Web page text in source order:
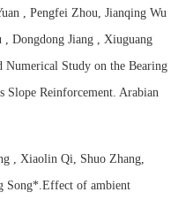
, Pengfei Zhou, Jianqing Wu
Dongdong Jiang , Xiuguang
Numerical Study on the Bearing
Slope Reinforcement. Arabian
, Xiaolin Qi, Shuo Zhang,
Song*.Effect of ambient